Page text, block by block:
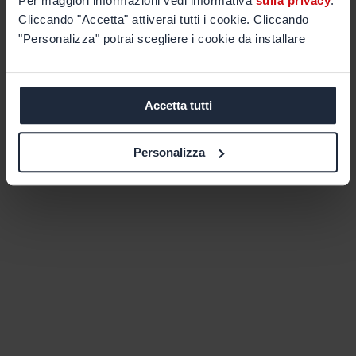
Cliccando "Accetta" attiverai tutti i cookie. Cliccando
"Personalizza" potrai scegliere i cookie da installare
Accetta tutti
Personalizza